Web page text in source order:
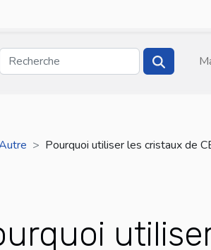
Pourquoi utiliser les cristaux de